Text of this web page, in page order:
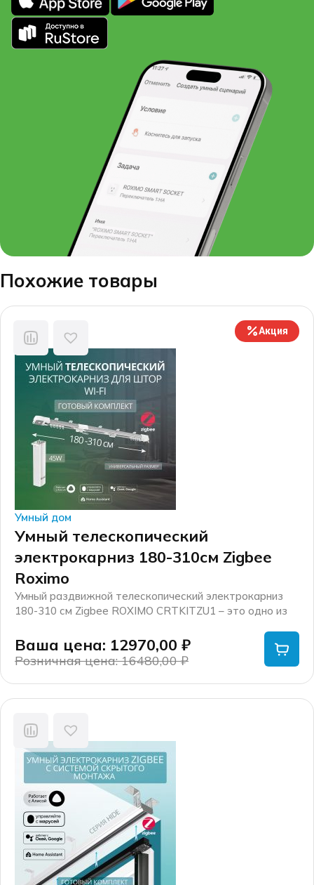
Похожие товары
Акция
Умный дом
Умный телескопический
электрокарниз 180-310см Zigbee
Roximo
Умный раздвижной телескопический электрокарниз
180-310 см Zigbee ROXIMO CRTKITZU1 – это одно из
Розничная цена: 16480,00₽
16480,00 ₽.
Ваша цена: 12970,00 ₽